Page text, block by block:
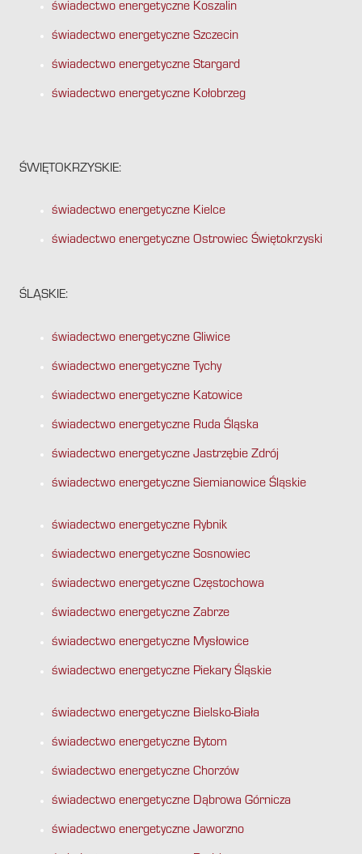
świadectwo energetyczne Koszalin
świadectwo energetyczne Szczecin
świadectwo energetyczne Stargard
świadectwo energetyczne Kołobrzeg
ŚWIĘTOKRZYSKIE:
świadectwo energetyczne Kielce
świadectwo energetyczne Ostrowiec Świętokrzyski
ŚLĄSKIE:
świadectwo energetyczne Gliwice
świadectwo energetyczne Tychy
świadectwo energetyczne Katowice
świadectwo energetyczne Ruda Śląska
świadectwo energetyczne Jastrzębie Zdrój
świadectwo energetyczne Siemianowice Śląskie
świadectwo energetyczne Rybnik
świadectwo energetyczne Sosnowiec
świadectwo energetyczne Częstochowa
świadectwo energetyczne Zabrze
świadectwo energetyczne Mysłowice
świadectwo energetyczne Piekary Śląskie
świadectwo energetyczne Bielsko-Biała
świadectwo energetyczne Bytom
świadectwo energetyczne Chorzów
świadectwo energetyczne Dąbrowa Górnicza
świadectwo energetyczne Jaworzno